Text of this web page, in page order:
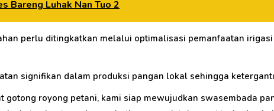
Bareng Luhak Nan Tuo 2
perlu ditingkatkan melalui optimalisasi pemanfaatan
signifikan dalam produksi pangan lokal sehingga
gotong royong petani, kami siap mewujudkan swasembada